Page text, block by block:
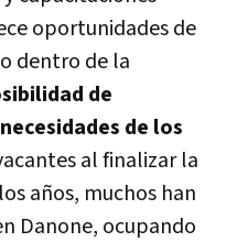
oportunidades de
dentro de la
de
de los
al finalizar la
años, muchos han
Danone, ocupando